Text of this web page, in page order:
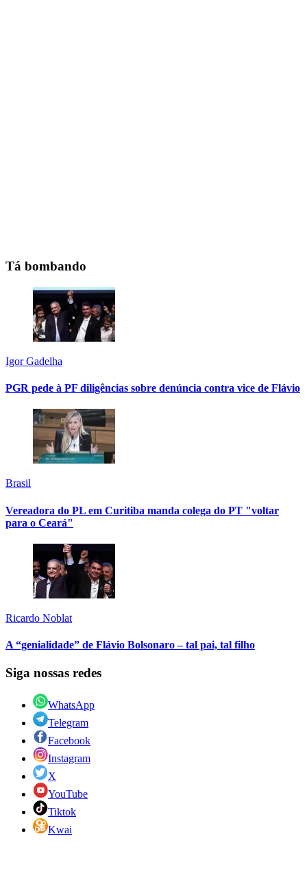
Tá bombando
Igor Gadelha
PGR pede à PF diligências sobre denúncia contra vice de Flávio
Brasil
Vereadora do PL em Curitiba manda colega do PT "voltar
para o Ceará"
Ricardo Noblat
A “genialidade” de Flávio Bolsonaro – tal pai, tal filho
Siga nossas redes
WhatsApp
Telegram
Facebook
Instagram
X
YouTube
Tiktok
Kwai